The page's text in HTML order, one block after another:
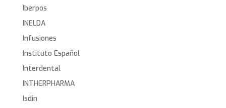
Iberpos
INELDA
Infusiones
Instituto Español
Interdental
INTHERPHARMA
Isdin